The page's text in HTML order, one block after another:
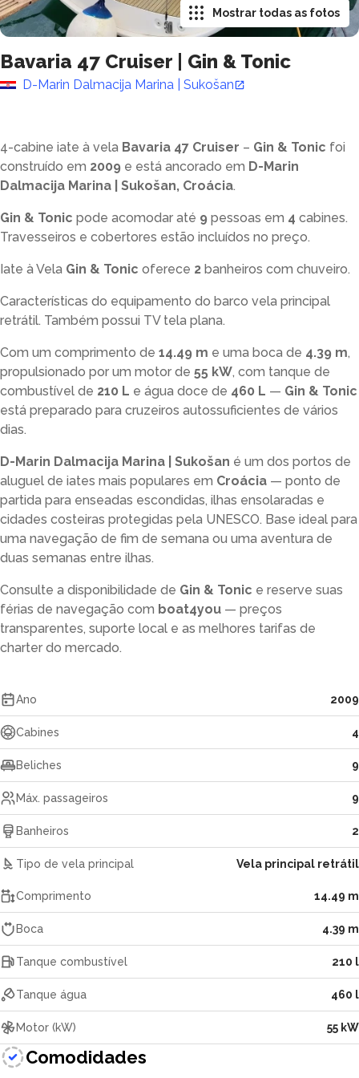
Bavaria 47 Cruiser Gin & Tonic
D-Marin Dalmacija Marina | Sukošan
Mostrar todas as fotos
4-cabine iate à vela Bavaria 47 Cruiser – Gin & Tonic foi
construído em 2009 e está ancorado em D-Marin
Dalmacija Marina | Sukošan, Croácia.
Gin & Tonic pode acomodar até 9 pessoas em 4 cabines.
Travesseiros e cobertores estão incluídos no preço.
Iate à Vela Gin & Tonic oferece 2 banheiros com chuveiro.
Características do equipamento do barco vela principal
retrátil. Também possui TV tela plana.
Com um comprimento de 14.49 m e uma boca de 4.39 m,
propulsionado por um motor de 55 kW, com tanque de
combustível de 210 L e água doce de 460 L — Gin & Tonic
está preparado para cruzeiros autossuficientes de vários
dias.
D-Marin Dalmacija Marina | Sukošan é um dos portos de
aluguel de iates mais populares em Croácia — ponto de
partida para enseadas escondidas, ilhas ensolaradas e
cidades costeiras protegidas pela UNESCO. Base ideal para
uma navegação de fim de semana ou uma aventura de
duas semanas entre ilhas.
Consulte a disponibilidade de Gin & Tonic e reserve suas
férias de navegação com boat4you — preços
transparentes, suporte local e as melhores tarifas de
charter do mercado.
Ano 2009
Cabines 4
Beliches 9
Máx. passageiros 9
Banheiros 2
Tipo de vela principal Vela principal retrátil
Comprimento 14.49 m
Boca 4.39 m
Tanque combustível 210 l
Tanque água 460 l
Motor (kW) 55 kW
Comodidades